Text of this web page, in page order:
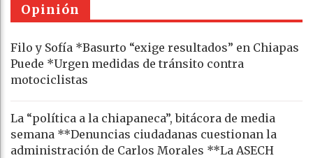
Opinión
Filo y Sofía *Basurto “exige resultados” en Chiapas
Puede *Urgen medidas de tránsito contra
motociclistas
La “política a la chiapaneca”, bitácora de media
semana **Denuncias ciudadanas cuestionan la
administración de Carlos Morales **La ASECH